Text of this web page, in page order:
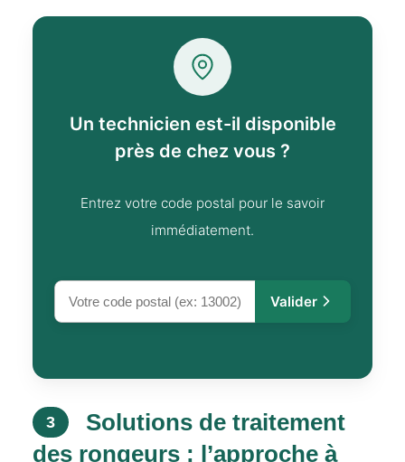
Un technicien est-il disponible
près de chez vous ?
Entrez votre code postal pour le savoir
immédiatement.
Valider
3
Solutions de traitement
des rongeurs : l’approche à